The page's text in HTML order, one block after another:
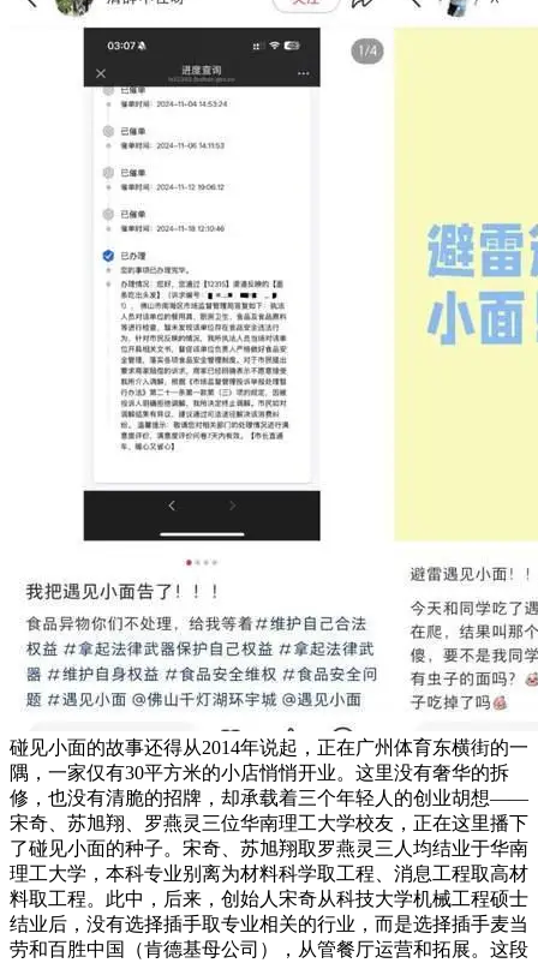
碰见小面的故事还得从2014年说起，正在广州体育东横街的一
隅，一家仅有30平方米的小店悄悄开业。这里没有奢华的拆
修，也没有清脆的招牌，却承载着三个年轻人的创业胡想——
宋奇、苏旭翔、罗燕灵三位华南理工大学校友，正在这里播下
了碰见小面的种子。宋奇、苏旭翔取罗燕灵三人均结业于华南
理工大学，本科专业别离为材料科学取工程、消息工程取高材
料取工程。此中，后来，创始人宋奇从科技大学机械工程硕士
结业后，没有选择插手取专业相关的行业，而是选择插手麦当
劳和百胜中国（肯德基母公司），从管餐厅运营和拓展。这段